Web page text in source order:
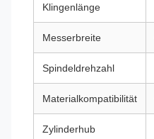
Klingenlänge
Messerbreite
Spindeldrehzahl
Materialkompatibilität
Zylinderhub